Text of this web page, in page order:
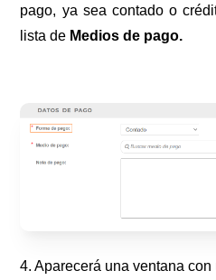
pago, ya sea contado o
lista de Medios de pago.
4. Aparecerá una ventana